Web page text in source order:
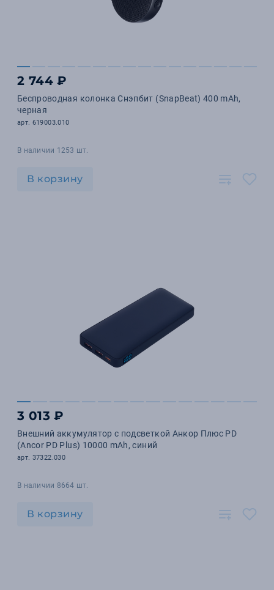
2 744 ₽
Беспроводная колонка Снэпбит (SnapBeat) 400 mAh,
черная
арт. 619003.010
В наличии 1253 шт.
В корзину
3 013 ₽
Внешний аккумулятор с подсветкой Анкор Плюс PD
(Ancor PD Plus) 10000 mAh, синий
арт. 37322.030
В наличии 8664 шт.
В корзину